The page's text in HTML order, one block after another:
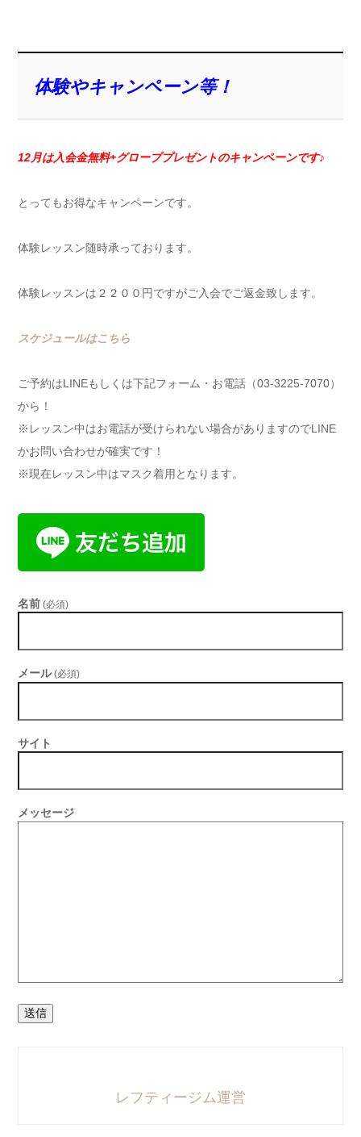
体験やキャンペーン等！
12月は入会金無料+グローブプレゼントのキャンペーンです♪
とってもお得なキャンペーンです。
体験レッスン随時承っております。
体験レッスンは２２００円ですがご入会でご返金致します。
スケジュールはこちら
ご予約はLINEもしくは下記フォーム・お電話（03-3225-7070）
から！
※レッスン中はお電話が受けられない場合がありますのでLINE
かお問い合わせが確実です！
※現在レッスン中はマスク着用となります。
名前 (必須)
メール (必須)
サイト
メッセージ
送信
レフティージム運営